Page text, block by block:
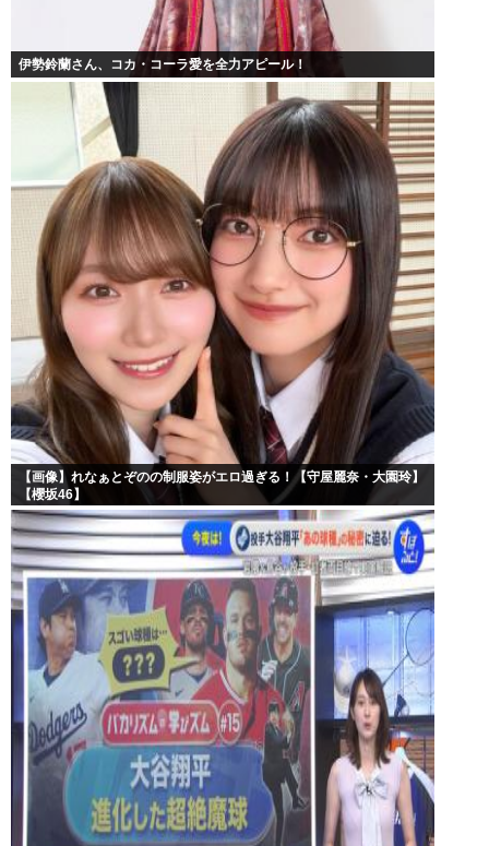
伊勢鈴蘭さん、コカ・コーラ愛を全力アピール！
【画像】れなぁとぞのの制服姿がエロ過ぎる！【守屋麗奈・大園玲】
【櫻坂46】